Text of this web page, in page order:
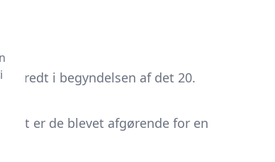
i begyndelsen af det 20.
er de blevet afgørende for en